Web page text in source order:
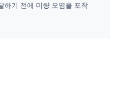
하기 전에 미량 오염을 포착